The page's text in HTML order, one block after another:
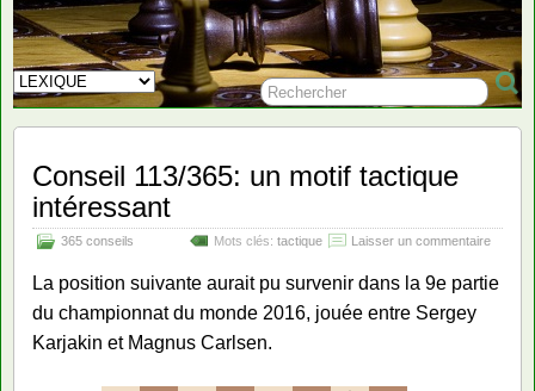
Conseil 113/365: un motif tactique
intéressant
365 conseils Laisser un commentaire
Mots clés: tactique
La position suivante aurait pu survenir dans la 9e partie
du championnat du monde 2016, jouée entre Sergey
Karjakin et Magnus Carlsen.